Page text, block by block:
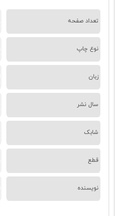
تعداد صفحه
نوع چاپ
زبان
سال نشر
شابک
قطع
نویسنده